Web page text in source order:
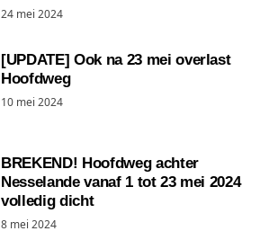
24 mei 2024
[UPDATE] Ook na 23 mei overlast
Hoofdweg
10 mei 2024
BREKEND! Hoofdweg achter
Nesselande vanaf 1 tot 23 mei 2024
volledig dicht
8 mei 2024